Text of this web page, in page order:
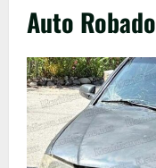
Auto Robado